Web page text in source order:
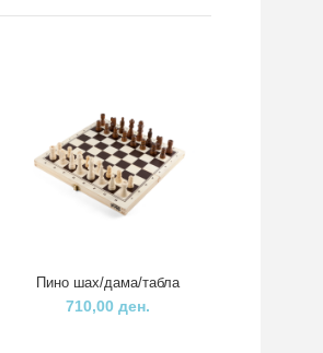
Пино Дрвена
играчка Тостер
1.300,00 ден.
боја, коноп..
Пино шах/дама/табла
710,00 ден.